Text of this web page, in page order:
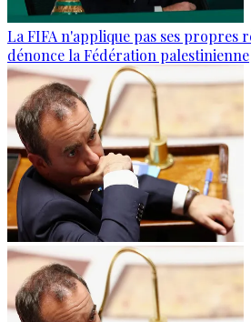
La FIFA n'applique pas ses propres
dénonce la Fédération palestinienne